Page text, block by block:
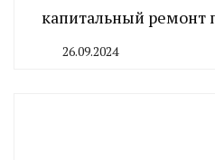
капитальный ремонт
26.09.2024